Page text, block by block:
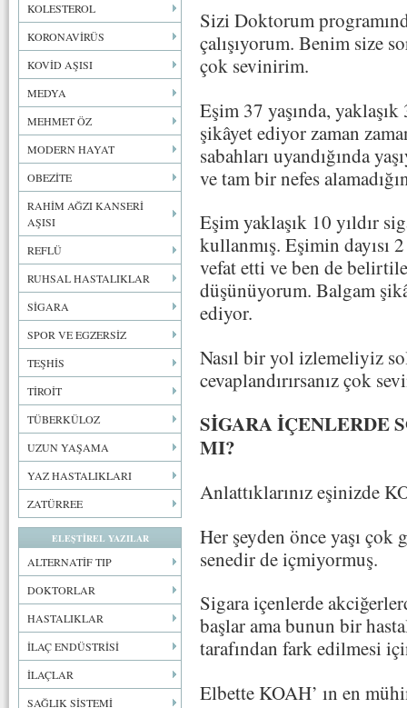
KOLESTEROL
KORONAVİRÜS
KOVİD AŞISI
MEDYA
MEHMET ÖZ
MODERN HAYAT
OBEZİTE
RAHİM AĞZI KANSERİ
AŞISI
REFLÜ
RUHSAL HASTALIKLAR
SİGARA
SPOR VE EGZERSİZ
TEŞHİS
TİROİT
TÜBERKÜLOZ
UZUN YAŞAMA
YAZ HASTALIKLARI
ZATÜRREE
ELEŞTİREL YAZILAR
ALTERNATİF TIP
DOKTORLAR
HASTALIKLAR
İLAÇ ENDÜSTRİSİ
İLAÇLAR
SAĞLIK SİSTEMİ
Sizi Doktorum
çalışıyorum. Benim size
çok sevinirim.
Eşim 37 yaşında,
şikâyet ediyor zaman
sabahları uyandığında
ve tam bir nefes
Eşim yaklaşık 10 yıldır
kullanmış. Eşimin dayısı
vefat etti ve ben de
düşünüyorum. Balgam
ediyor.
Nasıl bir yol izlemeliyiz
cevaplandırırsanız çok
SİGARA İÇENLERDE
MI?
Anlattıklarınız eşinizde
Her şeyden önce yaşı çok
senedir de içmiyormuş.
Sigara içenlerde
başlar ama bunun bir
tarafından fark edilmesi
Elbette KOAH’ ın en